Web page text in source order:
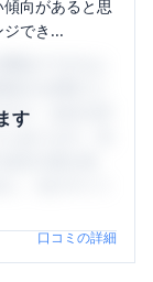
向があると思
でき...
す
定の企業口コ
さ・会社の評
あります。先
社の姿を知
、ぜひサイト
口コミの詳細